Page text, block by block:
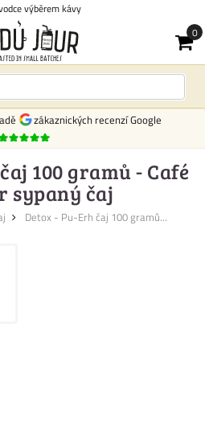
výběrem kávy
zákaznických recenzí Google
100 gramů - Café
sypaný čaj
Detox - Pu-Erh čaj 100 gramů...